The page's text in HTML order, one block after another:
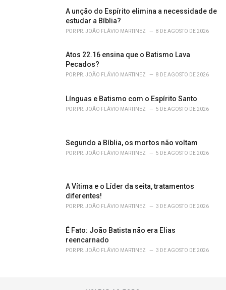
A unção do Espírito elimina a necessidade de
estudar a Bíblia?
POR PR. JOÃO FLÁVIO MARTINEZ 8 DE AGOSTO DE 2026
Atos 22.16 ensina que o Batismo Lava
Pecados?
POR PR. JOÃO FLÁVIO MARTINEZ 8 DE AGOSTO DE 2026
Línguas e Batismo com o Espírito Santo
POR PR. JOÃO FLÁVIO MARTINEZ 5 DE AGOSTO DE 2026
Segundo a Bíblia, os mortos não voltam
POR PR. JOÃO FLÁVIO MARTINEZ 5 DE AGOSTO DE 2026
A Vítima e o Líder da seita, tratamentos
diferentes!
POR PR. JOÃO FLÁVIO MARTINEZ 3 DE AGOSTO DE 2026
É Fato: João Batista não era Elias
reencarnado
POR PR. JOÃO FLÁVIO MARTINEZ 3 DE AGOSTO DE 2026